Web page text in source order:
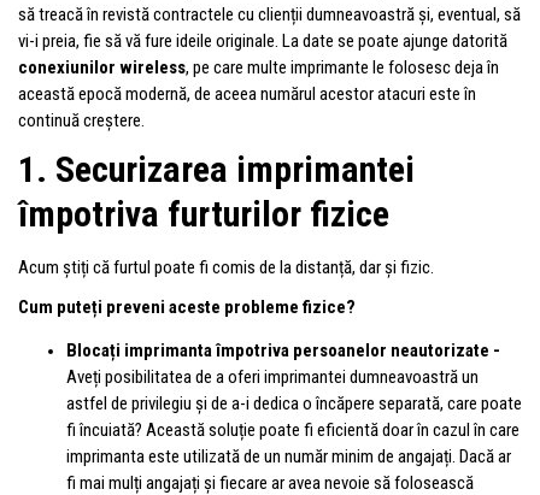
să treacă în revistă contractele cu clienții dumneavoastră și, eventual, să
vi-i preia, fie să vă fure ideile originale. La date se poate ajunge datorită
conexiunilor wireless, pe care multe imprimante le folosesc deja în
această epocă modernă, de aceea numărul acestor atacuri este în
continuă creștere.
1. Securizarea imprimantei
împotriva furturilor fizice
Acum știți că furtul poate fi comis de la distanță, dar și fizic.
Cum puteți preveni aceste probleme fizice?
Blocați imprimanta împotriva persoanelor neautorizate -
Aveți posibilitatea de a oferi imprimantei dumneavoastră un
astfel de privilegiu și de a-i dedica o încăpere separată, care poate
fi încuiată? Această soluție poate fi eficientă doar în cazul în care
imprimanta este utilizată de un număr minim de angajați. Dacă ar
fi mai mulți angajați și fiecare ar avea nevoie să folosească